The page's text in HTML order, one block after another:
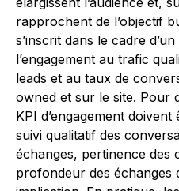
rapprochent de l’objectif
s’inscrit dans le cadre
l’engagement au trafic
leads et au taux de
owned et sur le site. Pour
KPI d’engagement
suivi qualitatif des
échanges, pertinence des
profondeur des échanges